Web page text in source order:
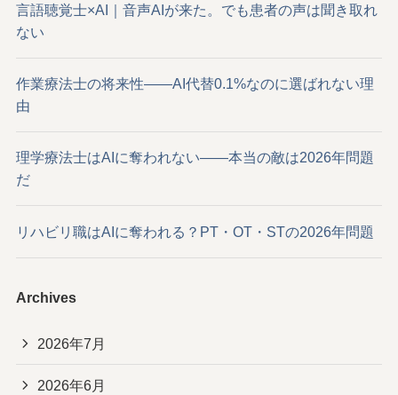
言語聴覚士×AI｜音声AIが来た。でも患者の声は聞き取れ
ない
作業療法士の将来性——AI代替0.1%なのに選ばれない理
由
理学療法士はAIに奪われない——本当の敵は2026年問題
だ
リハビリ職はAIに奪われる？PT・OT・STの2026年問題
Archives
2026年7月
2026年6月